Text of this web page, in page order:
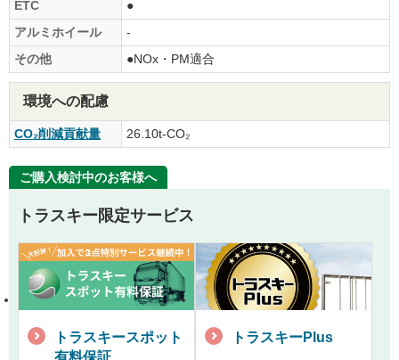
ETC
●
アルミホイール
-
その他
●NOx・PM適合
環境への配慮
CO₂削減貢献量 26.10t-CO₂
ご購入検討中のお客様へ
トラスキー限定サービス
トラスキースポット
有料保証
トラスキーPlus